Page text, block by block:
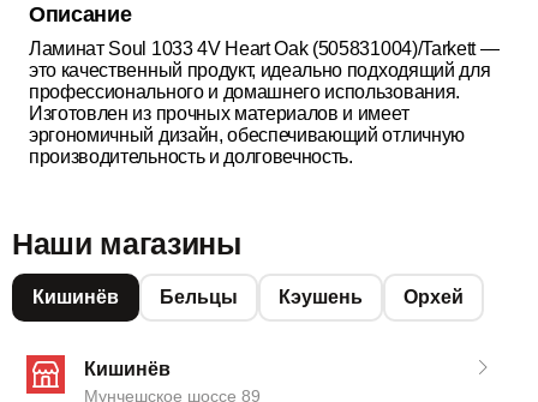
Описание
Ламинат Soul 1033 4V Heart Oak (505831004)/Tarkett —
это качественный продукт, идеально подходящий для
профессионального и домашнего использования.
Изготовлен из прочных материалов и имеет
эргономичный дизайн, обеспечивающий отличную
производительность и долговечность.
Наши магазины
Кишинёв Бельцы Кэушень Орхей
Кишинёв
Мунчешское шоссе 89